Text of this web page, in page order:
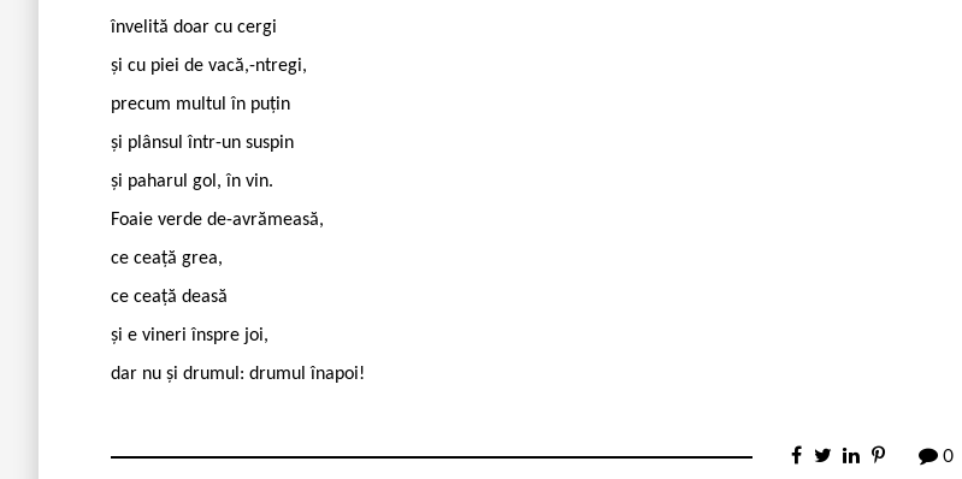
învelită doar cu cergi
și cu piei de vacă,-ntregi,
precum multul în puțin
și plânsul într-un suspin
și paharul gol, în vin.
Foaie verde de-avrămeasă,
ce ceață grea,
ce ceață deasă
și e vineri înspre joi,
dar nu și drumul: drumul înapoi!
0